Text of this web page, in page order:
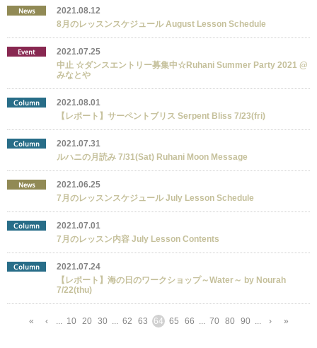
News
2021.08.12
8月のレッスンスケジュール August Lesson Schedule
Event
2021.07.25
中止 ☆ダンスエントリー募集中☆Ruhani Summer Party 2021 @
みなとや
Column
2021.08.01
【レポート】サーペントブリス Serpent Bliss 7/23(fri)
Column
2021.07.31
ルハニの月読み 7/31(Sat) Ruhani Moon Message
News
2021.06.25
7月のレッスンスケジュール July Lesson Schedule
Column
2021.07.01
7月のレッスン内容 July Lesson Contents
Column
2021.07.24
【レポート】海の日のワークショップ～Water～ by Nourah
7/22(thu)
« ‹ ... 10 20 30 ... 62 63 64 65 66 ... 70 80 90 ... › »